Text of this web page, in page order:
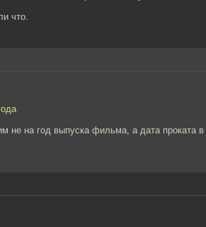
что.
не на год выпуска фильма, а дата проката